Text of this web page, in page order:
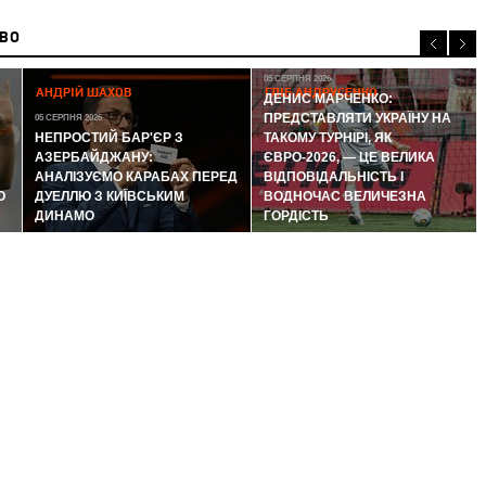
АНДРІЙ ШАХОВ
05 СЕРПНЯ 2026
НЕПРОСТИЙ БАР'ЄР З
АЗЕРБАЙДЖАНУ:
АНАЛІЗУЄМО КАРАБАХ ПЕРЕД
ДУЕЛЛЮ З КИЇВСЬКИМ
ДИНАМО
ГЛІБ АНДРУСЕНКО
05 СЕРПНЯ 2026
ДЕНИС МАРЧЕНКО:
ПРЕДСТАВЛЯТИ УКРАЇНУ НА
ТАКОМУ ТУРНІРІ, ЯК
ЄВРО-2026, — ЦЕ ВЕЛИКА
ВІДПОВІДАЛЬНІСТЬ І
ВОДНОЧАС ВЕЛИЧЕЗНА
ГОРДІСТЬ